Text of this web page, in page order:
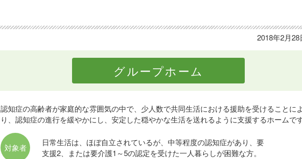
2018年2月28
グループホーム
認知症の高齢者が家庭的な雰囲気の中で、少人数で共同生活における援助を受けることによ
り、認知症の進行を緩やかにし、安定した穏やかな生活を送れるように支援するホームです
対象者
日常生活は、ほぼ自立されているが、中等程度の認知症があり、要
支援2、または要介護1～5の認定を受けた一人暮らしが困難な方。